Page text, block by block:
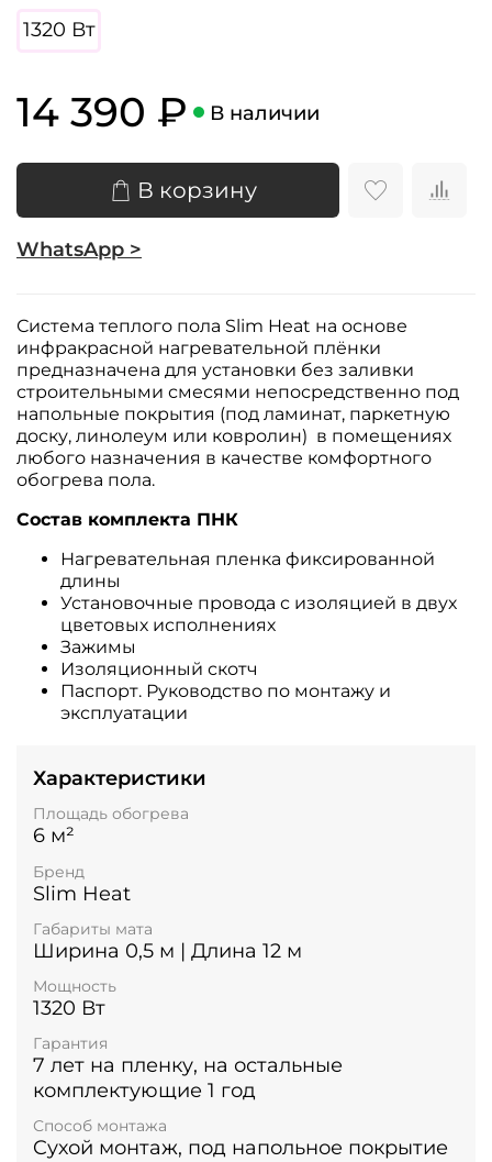
1320 Вт
14 390 ₽ В наличии
В корзину
WhatsApp >
Система теплого пола Slim Heat на основе
инфракрасной нагревательной плёнки
предназначена для установки без заливки
строительными смесями непосредственно под
напольные покрытия (под ламинат, паркетную
доску, линолеум или ковролин) в помещениях
любого назначения в качестве комфортного
обогрева пола.
Состав комплекта ПНК
Нагревательная пленка фиксированной
длины
Установочные провода с изоляцией в двух
цветовых исполнениях
Зажимы
Изоляционный скотч
Паспорт. Руководство по монтажу и
эксплуатации
Характеристики
Площадь обогрева
6 м²
Бренд
Slim Heat
Габариты мата
Ширина 0,5 м | Длина 12 м
Мощность
1320 Вт
Гарантия
7 лет на пленку, на остальные
комплектующие 1 год
Способ монтажа
Cухой монтаж, под напольное покрытие